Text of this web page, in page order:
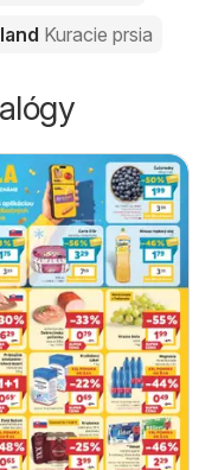
Kuracie prsia